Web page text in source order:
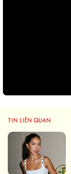
TIN LIÊN QUAN